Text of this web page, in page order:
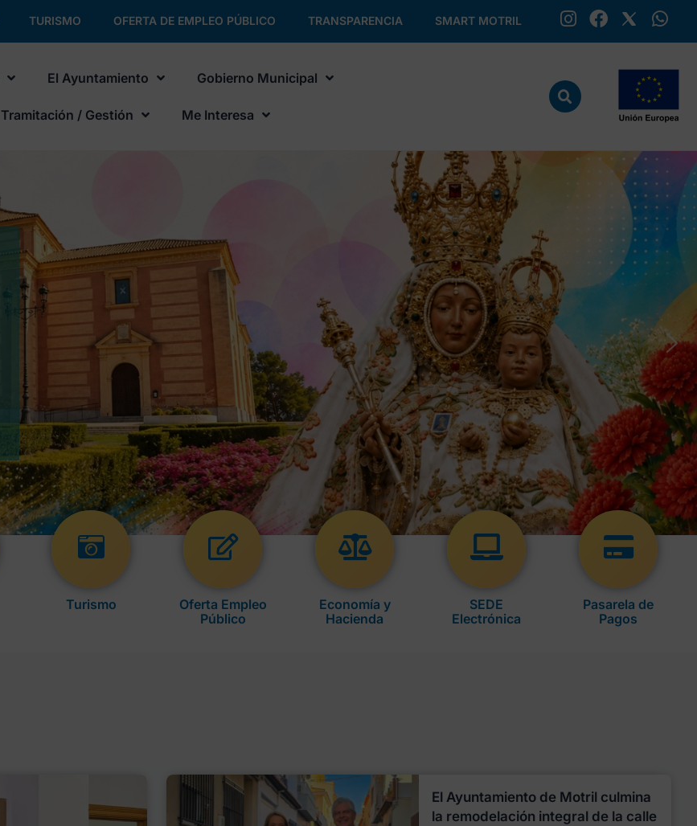
TURISMO OFERTA DE EMPLEO PÚBLICO TRANSPARENCIA SMART MOTRIL
El Ayuntamiento Gobierno Municipal
Tramitación / Gestión Me Interesa
Turismo
Oferta Empleo
Público
Economía y
Hacienda
SEDE
Electrónica
Pasarela de
Pagos
El Ayuntamiento de Motril culmina
la remodelación integral de la calle